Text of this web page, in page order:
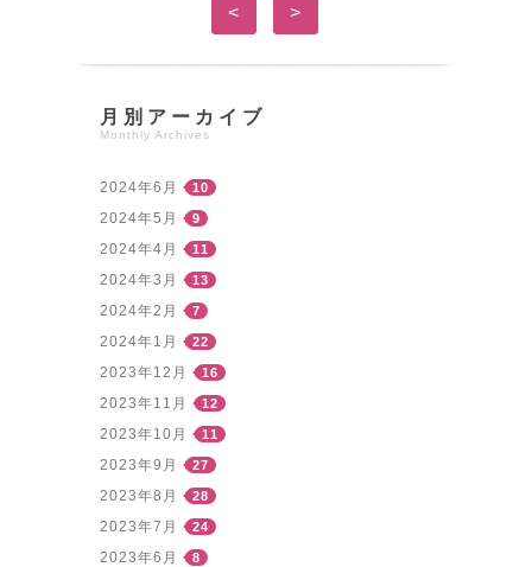
< >
月別アーカイブ
Monthly Archives
2024年6月 10
2024年5月 9
2024年4月 11
2024年3月 13
2024年2月 7
2024年1月 22
2023年12月 16
2023年11月 12
2023年10月 11
2023年9月 27
2023年8月 28
2023年7月 24
2023年6月 8